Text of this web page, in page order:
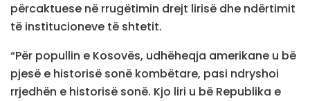
përcaktuese në rrugëtimin drejt lirisë dhe ndërtimit
të institucioneve të shtetit.
“Për popullin e Kosovës, udhëheqja amerikane u bë
pjesë e historisë sonë kombëtare, pasi ndryshoi
rrjedhën e historisë sonë. Kjo liri u bë Republika e